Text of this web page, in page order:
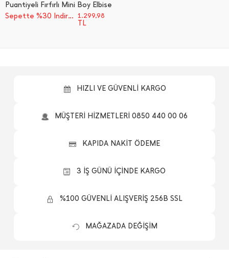
Puantiyeli Fırfırlı Mini Boy Elbise
Sepette %30 İndirim 1.299,98
TL
HIZLI VE GÜVENLİ KARGO
MÜŞTERİ HİZMETLERİ 0850 440 00 06
KAPIDA NAKİT ÖDEME
3 İŞ GÜNÜ İÇİNDE KARGO
%100 GÜVENLİ ALIŞVERİŞ 256B SSL
MAĞAZADA DEĞİŞİM